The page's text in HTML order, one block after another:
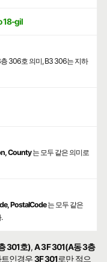
18-gil
306호 의미, B3 306는 지하
County는 모두 같은 의미로
PostalCode는 모두 같은
301호),A 3F 301(A동 3층
트인경우3F 301로만 적으